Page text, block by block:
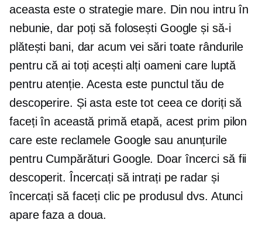
aceasta este o strategie mare. Din nou intru în
nebunie, dar poți să folosești Google și să-i
plătești bani, dar acum vei sări toate rândurile
pentru că ai toți acești alți oameni care luptă
pentru atenție. Acesta este punctul tău de
descoperire. Și asta este tot ceea ce doriți să
faceți în această primă etapă, acest prim pilon
care este reclamele Google sau anunțurile
pentru Cumpărături Google. Doar încerci să fii
descoperit. Încercați să intrați pe radar și
încercați să faceți clic pe produsul dvs. Atunci
apare faza a doua.